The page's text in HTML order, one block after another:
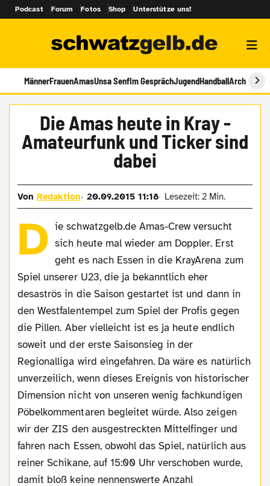
Podcast Forum Fotos Shop Unterstütze uns!
MännerFrauenAmasUnsa SenfIm GesprächJugendHandballArchiv
Die Amas heute in Kray -
Amateurfunk und Ticker sind
dabei
VonRedaktion 20.09.2015 11:18 Lesezeit: 2 Min.
D ie schwatzgelb.de Amas-Crew versucht
sich heute mal wieder am Doppler. Erst
geht es nach Essen in die KrayArena zum
Spiel unserer U23, die ja bekanntlich eher
desaströs in die Saison gestartet ist und dann in
den Westfalentempel zum Spiel der Profis gegen
die Pillen. Aber vielleicht ist es ja heute endlich
soweit und der erste Saisonsieg in der
Regionalliga wird eingefahren. Da wäre es natürlich
unverzeilich, wenn dieses Ereignis von historischer
Dimension nicht von unseren wenig fachkundigen
Pöbelkommentaren begleitet würde. Also zeigen
wir der ZIS den ausgestreckten Mittelfinger und
fahren nach Essen, obwohl das Spiel, natürlich aus
reiner Schikane, auf 15:00 Uhr verschoben wurde,
damit bloß keine nennenswerte Anzahl